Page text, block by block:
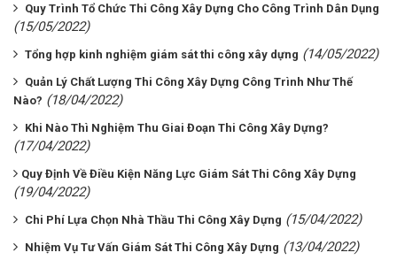
Quy Trình Tổ Chức Thi Công Xây Dựng Cho Công Trình Dân Dụng
(15/05/2022)
Tổng hợp kinh nghiệm giám sát thi công xây dựng (14/05/2022)
Quản Lý Chất Lượng Thi Công Xây Dựng Công Trình Như Thế
Nào? (18/04/2022)
Khi Nào Thì Nghiệm Thu Giai Đoạn Thi Công Xây Dựng?
(17/04/2022)
​​​​​​​Quy Định Về Điều Kiện Năng Lực Giám Sát Thi Công Xây Dựng
(19/04/2022)
Chi Phí Lựa Chọn Nhà Thầu Thi Công Xây Dựng (15/04/2022)
Nhiệm Vụ Tư Vấn Giám Sát Thi Công Xây Dựng (13/04/2022)